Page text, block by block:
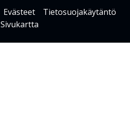
Evästeet
Tietosuojakäytäntö
Sivukartta